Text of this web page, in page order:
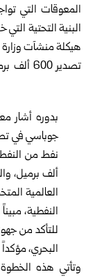
المعوقات التي
البنية التحتية التي
هيكلة منشآت وزارة
بدوره أشار
جوباسي في
العالمية
النفطية،
للتأكد من
البحري،
وتأتي هذه